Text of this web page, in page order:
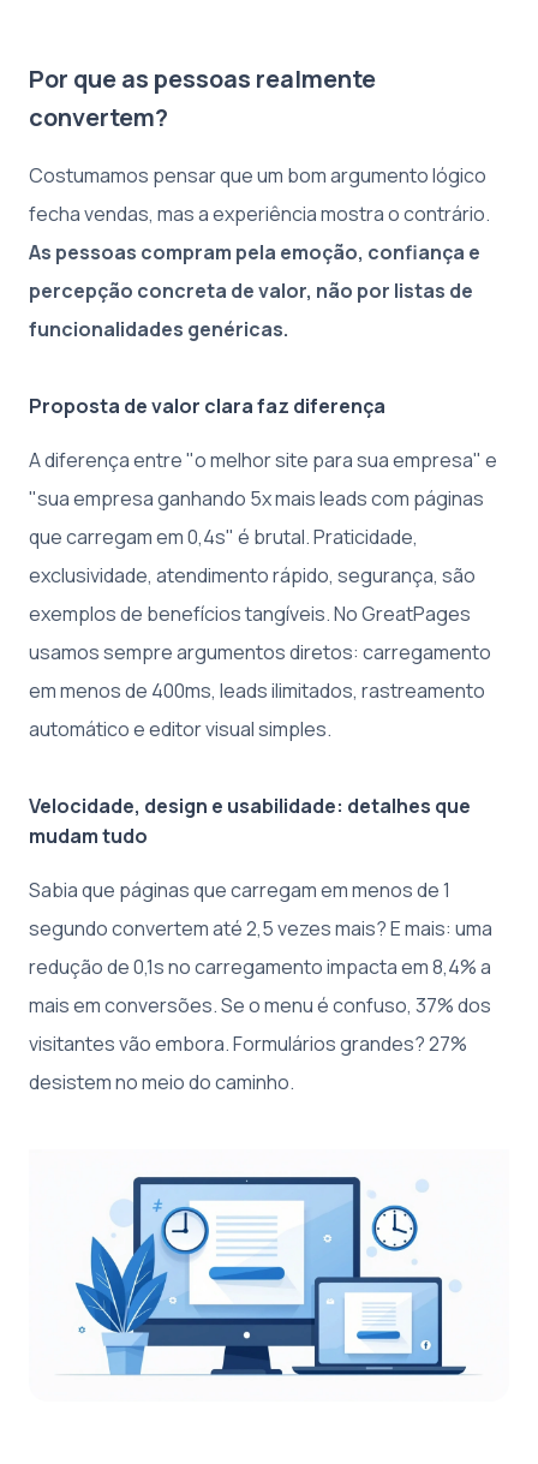
Por que as pessoas realmente
convertem?
Costumamos pensar que um bom argumento lógico
fecha vendas, mas a experiência mostra o contrário.
As pessoas compram pela emoção, confiança e
percepção concreta de valor, não por listas de
funcionalidades genéricas.
Proposta de valor clara faz diferença
A diferença entre "o melhor site para sua empresa" e
"sua empresa ganhando 5x mais leads com páginas
que carregam em 0,4s" é brutal. Praticidade,
exclusividade, atendimento rápido, segurança, são
exemplos de benefícios tangíveis. No GreatPages
usamos sempre argumentos diretos: carregamento
em menos de 400ms, leads ilimitados, rastreamento
automático e editor visual simples.
Velocidade, design e usabilidade: detalhes que
mudam tudo
Sabia que páginas que carregam em menos de 1
segundo convertem até 2,5 vezes mais? E mais: uma
redução de 0,1s no carregamento impacta em 8,4% a
mais em conversões. Se o menu é confuso, 37% dos
visitantes vão embora. Formulários grandes? 27%
desistem no meio do caminho.